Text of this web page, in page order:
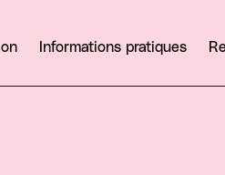
Informations pratiques